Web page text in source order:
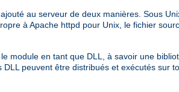
au serveur de deux manières. Sous
à Apache httpd pour Unix, le fichier
module en tant que DLL, à savoir une
DLL peuvent être distribués et exécutés